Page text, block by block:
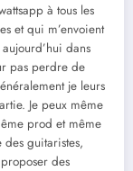
à tous les
et qui m’envoient
dans
pas perdre de
je leurs
Je peux même
prod et même
des guitaristes,
des